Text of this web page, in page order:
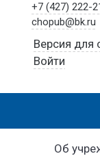
+7 (427) 222-
chopub@bk.ru
Версия для
Войти
Об